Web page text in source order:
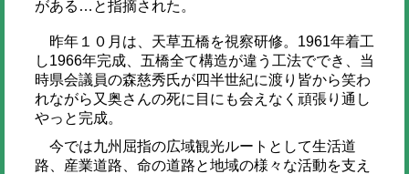
がある…と指摘された。
昨年１０月は、天草五橋を視察研修。1961年着工
し1966年完成、五橋全て構造が違う工法ででき、当
時県会議員の森慈秀氏が四半世紀に渡り皆から笑わ
れながら又奥さんの死に目にも会えなく頑張り通し
やっと完成。
今では九州屈指の広域観光ルートとして生活道
路、産業道路、命の道路と地域の様々な活動を支え